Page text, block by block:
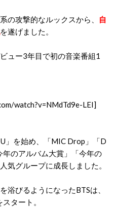
の攻撃的なルックスから、
自
を遂げました。
ュー3年目で初の音楽番組1
watch?v=NMdTd9e-LEI]
」を始め、「MIC Drop」「D
のアルバム大賞」「今年の
気グループに成長しました。
浴びるようになったBTSは、
スタート。